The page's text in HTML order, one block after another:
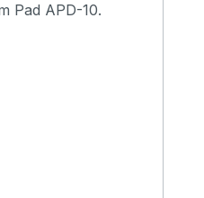
Pad APD-10.